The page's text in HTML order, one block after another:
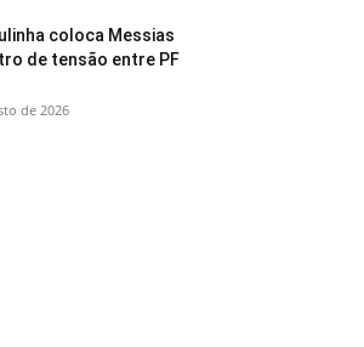
coloca Messias
de tensão entre PF
de 2026